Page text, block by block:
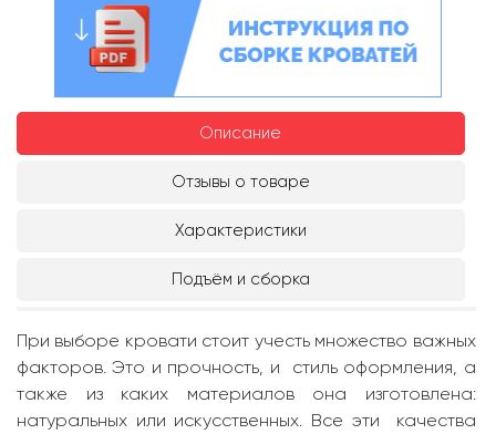
Описание
Отзывы о товаре
Характеристики
Подъём и сборка
При выборе кровати стоит учесть множество важных
факторов. Это и прочность, и стиль оформления, а
также из каких материалов она изготовлена:
натуральных или искусственных. Все эти качества